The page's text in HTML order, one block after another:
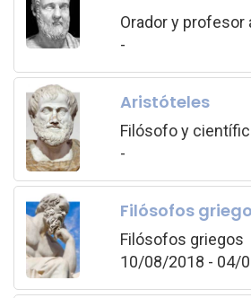
Orador y profesor
-
Aristóteles
Filósofo y
-
Filósofos
Filósofos griegos
10/08/2018 - 04/